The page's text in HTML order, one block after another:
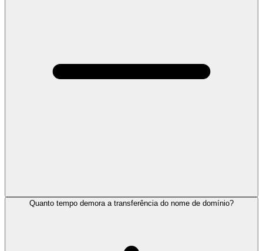
Quanto tempo demora a transferência do nome de domínio?